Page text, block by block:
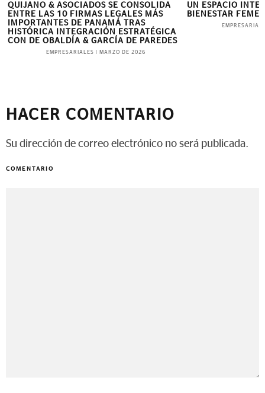
QUIJANO & ASOCIADOS SE CONSOLIDA
ENTRE LAS 10 FIRMAS LEGALES MÁS
IMPORTANTES DE PANAMÁ TRAS
HISTÓRICA INTEGRACIÓN ESTRATÉGICA
CON DE OBALDÍA & GARCÍA DE PAREDES
EMPRESARIALES MARZO DE 2026
UN ESPACIO
BIENESTAR
HACER COMENTARIO
Su dirección de correo electrónico no será publicada.
COMENTARIO